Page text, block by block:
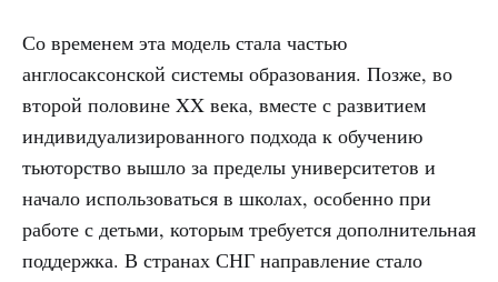
Со временем эта модель стала частью
англосаксонской системы образования. Позже, во
второй половине XX века, вместе с развитием
индивидуализированного подхода к обучению
тьюторство вышло за пределы университетов и
начало использоваться в школах, особенно при
работе с детьми, которым требуется дополнительная
поддержка. В странах СНГ направление стало